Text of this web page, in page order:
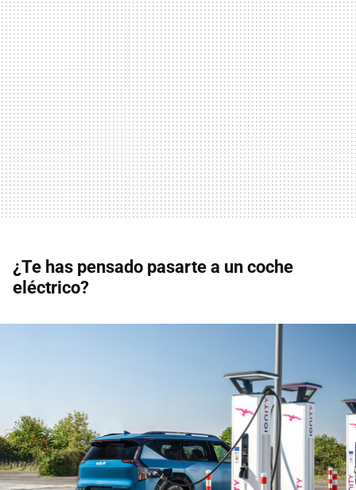
¿Te has pensado pasarte a un coche
eléctrico?